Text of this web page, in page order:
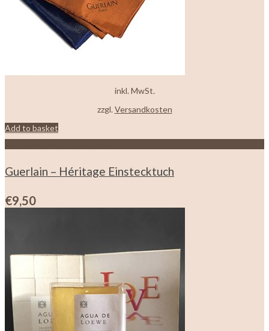
inkl. MwSt.
zzgl. Versandkosten
Add to basket
Guerlain – Héritage Einstecktuch
€9,50